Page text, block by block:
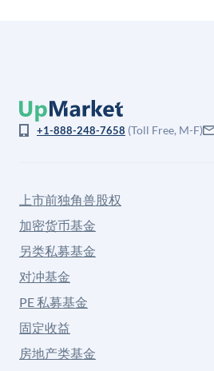
+1-888-248-7658 (Toll Free, M-F)
上市前独角兽股权
加密货币基金
另类私募基金
对冲基金
PE 私募基金
固定收益
房地产类基金